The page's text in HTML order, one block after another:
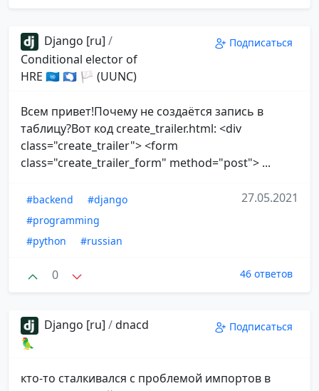
Django [ru] /
Conditional elector of
HRE 🇺🇳 🇦🇶 🏳 (UUNC)
Подписаться
Всем привет!Почему не создаётся запись в
таблицу?Вот код create_trailer.html: <div
class="create_trailer"> <form
class="create_trailer_form" method="post"> ...
#backend
#django
#programming
#python
#russian
27.05.2021
0 46 ответов
Django [ru] /dnacd
🦜
Подписаться
кто-то сталкивался с проблемой импортов в